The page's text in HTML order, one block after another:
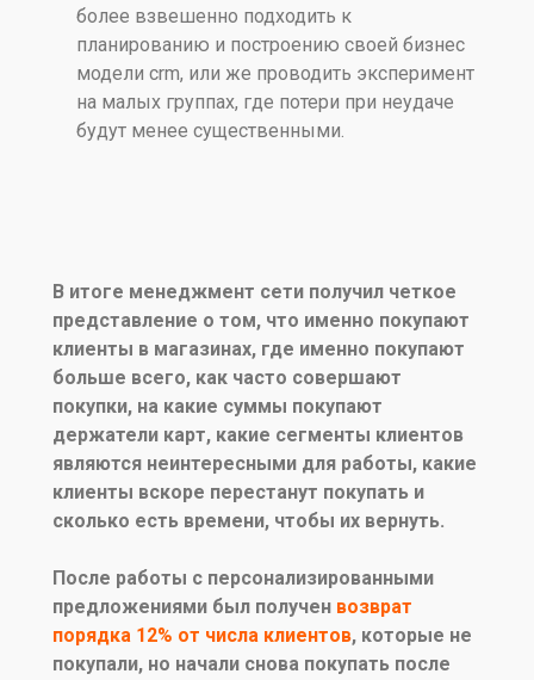
более взвешенно подходить к
планированию и построению своей бизнес
модели crm, или же проводить эксперимент
на малых группах, где потери при неудаче
будут менее существенными.
В итоге менеджмент сети получил четкое
представление о том, что именно покупают
клиенты в магазинах, где именно покупают
больше всего, как часто совершают
покупки, на какие суммы покупают
держатели карт, какие сегменты клиентов
являются неинтересными для работы, какие
клиенты вскоре перестанут покупать и
сколько есть времени, чтобы их вернуть.
После работы с персонализированными
предложениями был получен возврат
порядка 12% от числа клиентов, которые не
покупали, но начали снова покупать после